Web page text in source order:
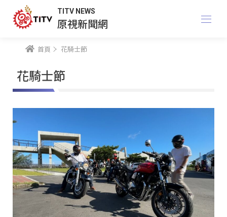
TITV NEWS
原視新聞網
首頁 花騎士節
花騎士節